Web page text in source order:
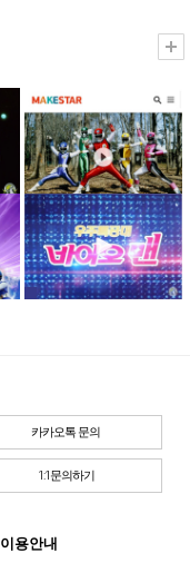
카카오톡 문의
1:1문의하기
이용안내